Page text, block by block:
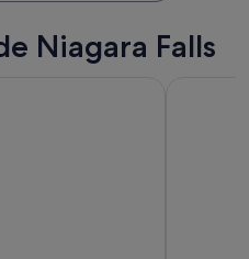
Niagara Falls